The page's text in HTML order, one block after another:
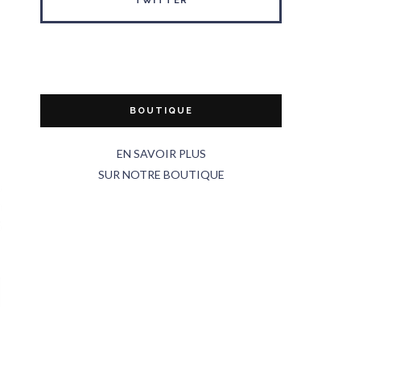
BOUTIQUE
EN SAVOIR PLUS
SUR NOTRE BOUTIQUE